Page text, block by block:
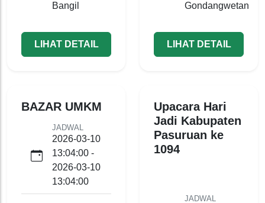
Bangil
LIHAT DETAIL
Gondangwetan
LIHAT DETAIL
BAZAR UMKM
JADWAL
2026-03-10
13:04:00 -
2026-03-10
13:04:00
Upacara Hari
Jadi Kabupaten
Pasuruan ke
1094
JADWAL